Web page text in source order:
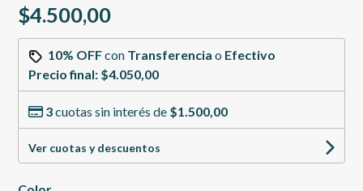
$4.500,00
10% OFFcon Transferencia o Efectivo
Precio final: $4.050,00
3cuotas sin interés de $1.500,00
Ver cuotas y descuentos